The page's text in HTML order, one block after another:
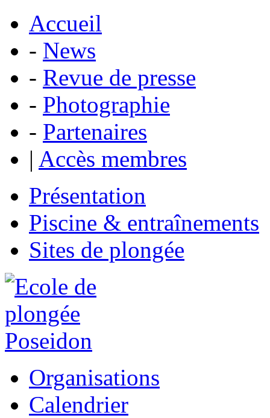
Accueil
- News
- Revue de presse
- Photographie
- Partenaires
| Accès membres
Présentation
Piscine & entraînements
Sites de plongée
Organisations
Calendrier